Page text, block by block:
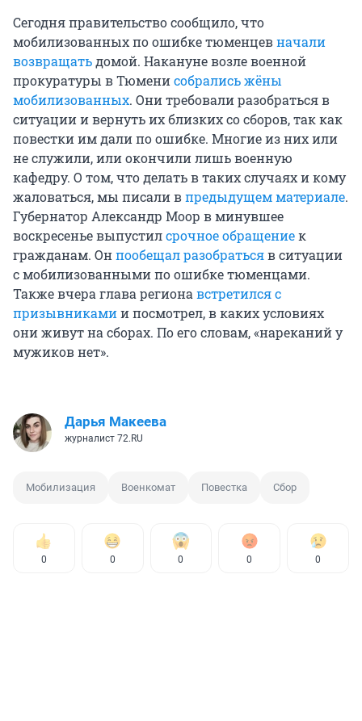
Сегодня правительство сообщило, что
мобилизованных по ошибке тюменцевначали
возвращатьдомой. Накануне возле военной
прокуратуры в Тюменисобрались жёны
мобилизованных. Они требовали разобраться в
ситуации и вернуть их близких со сборов, так как
повестки им дали по ошибке. Многие из них или
не служили, или окончили лишь военную
кафедру. О том, что делать в таких случаях и кому
жаловаться, мы писали впредыдущем материале.
Губернатор Александр Моор в минувшее
воскресенье выпустилсрочное обращениек
гражданам. Онпообещал разобратьсяв ситуации
с мобилизованными по ошибке тюменцами.
Также вчера глава регионавстретился с
призывникамии посмотрел, в каких условиях
они живут на сборах. По его словам, «нареканий у
мужиков нет».
Дарья Макеева
журналист 72.RU
Мобилизация Военкомат Повестка Сбор
0 0 0 0 0